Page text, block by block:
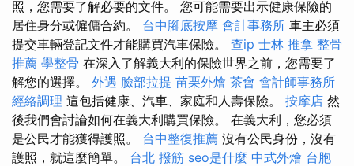
照，您需要了解必要的文件。 您可能需要出示健康保險的
居住身分或僱傭合約。 台中腳底按摩 會計事務所 車主必須
提交車輛登記文件才能購買汽車保險。 查ip 士林 推拿 整骨
推薦 學整骨 在深入了解義大利的保險世界之前，您需要了
解您的選擇。 外遇 臉部拉提 苗栗外燴 茶會 會計師事務所
經絡調理 這包括健康、汽車、家庭和人壽保險。 按摩店 然
後我們會討論如何在義大利購買保險。 在義大利，您必須
是公民才能獲得護照。 台中整復推薦 沒有公民身份，沒有
護照，就這麼簡單。 台北 撥筋 seo是什麼 中式外燴 台胞